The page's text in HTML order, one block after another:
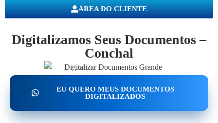
ÁREA DO CLIENTE
Digitalizamos Seus Documentos –
Conchal
EU QUERO MEUS DOCUMENTOS
DIGITALIZADOS